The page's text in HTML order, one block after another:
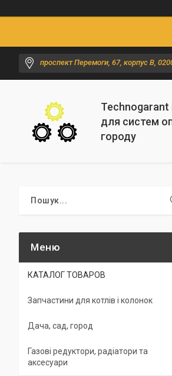
проспект Перемоги, 67, корпус В,
Technogarant
для систем
городу
КАТАЛОГ ТОВАРОВ
Запчастини для котлів і колонок
Дача, сад, город
Газові редуктори, радіатори та
аксесуари